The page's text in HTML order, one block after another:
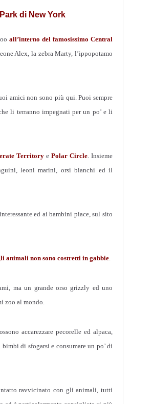
di New York
all’interno del famosissimo Central
Alex, la zebra Marty, l’ippopotamo
amici non sono più qui. Puoi sempre
li terranno impegnati per un po’ e li
Territorye Polar Circle. Insieme
leoni marini, orsi bianchi ed il
ed ai bambini piace, sul sito
animali non sono costretti in gabbie
ma un grande orso grizzly ed uno
zoo al mondo.
accarezzare pecorelle ed alpaca,
di sfogarsi e consumare un po’ di
ravvicinato con gli animali, tutti